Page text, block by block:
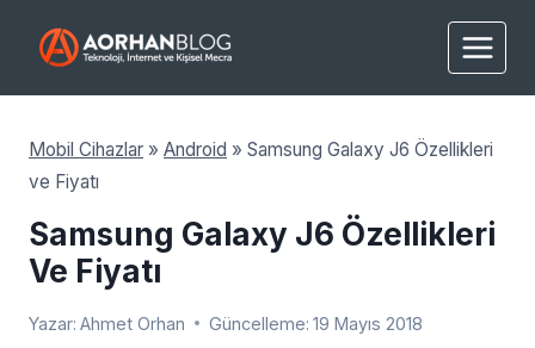
Mobil Cihazlar » Android » Samsung Galaxy J6 Özellikleri
ve Fiyatı
Samsung Galaxy J6 Özellikleri
Ve Fiyatı
Yazar: Ahmet Orhan Güncelleme: 19 Mayıs 2018